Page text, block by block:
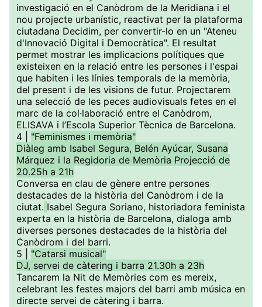
investigació en el Canòdrom de la Meridiana i el
nou projecte urbanístic, reactivat per la plataforma
ciutadana Decidim, per convertir-lo en un "Ateneu
d'Innovació Digital i Democràtica". El resultat
permet mostrar les implicacions polítiques que
existeixen en la relació entre les persones i l'espai
que habiten i les línies temporals de la memòria,
del present i de les visions de futur. Projectarem
una selecció de les peces audiovisuals fetes en el
marc de la col·laboració entre el Canòdrom,
ELISAVA i l’Escola Superior Tècnica de Barcelona.
4 | "Feminismes i memòria"
Diàleg amb Isabel Segura, Belén Ayúcar, Susana
Márquez i la Regidoria de Memòria Projecció de
20.25h a 21h
Conversa en clau de gènere entre persones
destacades de la història del Canòdrom i de la
ciutat. Isabel Segura Soriano, historiadora feminista
experta en la història de Barcelona, dialoga amb
diverses persones destacades de la història del
Canòdrom i del barri.
5 | "Catarsi musical"
DJ, servei de càtering i barra 21.30h a 23h
Tancarem la Nit de Memòries com es mereix,
celebrant les festes majors del barri amb música en
directe servei de càtering i barra.